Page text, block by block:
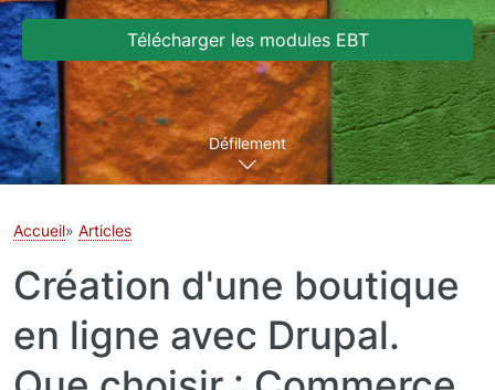
Télécharger les modules EBT
Défilement
Accueil Articles
Création d'une boutique
en ligne avec Drupal.